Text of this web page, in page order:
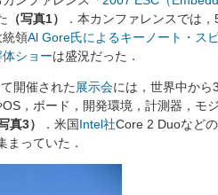
（写真1）
．本カンファレンスでは
領Al Gore氏によるキーノート・ス
体ショーは盛況だった．
開催された 展示会には，世界中から
，ボード，開発環境，計測器，モ
真3） ．米国 Intel社Core 2 Duoなど
まっていた．